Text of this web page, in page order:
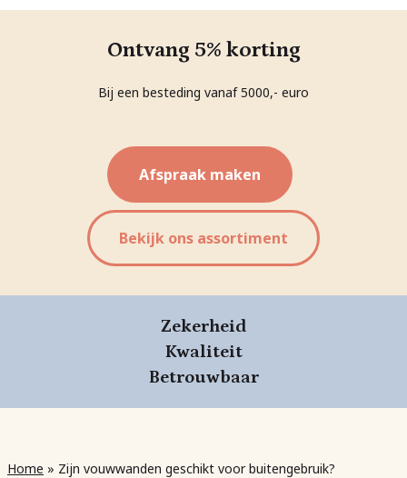
Ontvang 5% korting
Bij een besteding vanaf 5000,- euro
Afspraak maken
Bekijk ons assortiment
Zekerheid
Kwaliteit
Betrouwbaar
Home » Zijn vouwwanden geschikt voor buitengebruik?